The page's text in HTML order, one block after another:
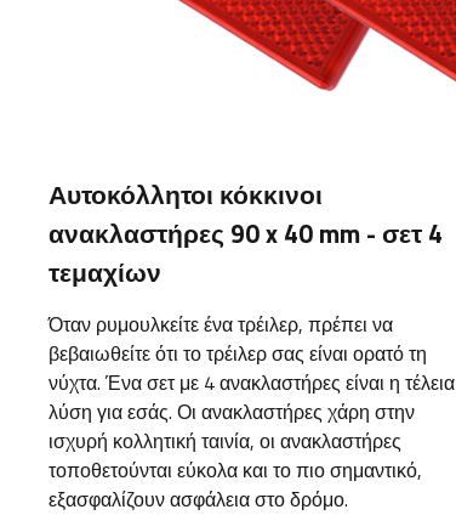
Αυτοκόλλητοι κόκκινοι
ανακλαστήρες 90 x 40 mm - σετ 4
τεμαχίων
Όταν ρυμουλκείτε ένα τρέιλερ, πρέπει να
βεβαιωθείτε ότι το τρέιλερ σας είναι ορατό τη
νύχτα. Ένα σετ με 4 ανακλαστήρες είναι η τέλεια
λύση για εσάς. Οι ανακλαστήρες χάρη στην
ισχυρή κολλητική ταινία, οι ανακλαστήρες
τοποθετούνται εύκολα και το πιο σημαντικό,
εξασφαλίζουν ασφάλεια στο δρόμο.